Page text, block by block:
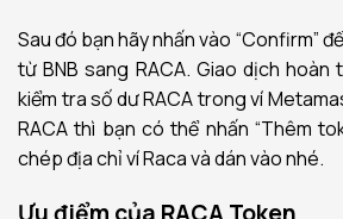
Sau đó bạn hãy nhấn vào “Confirm”
từ BNB sang RACA. Giao dịch
kiểm tra số dư RACA trong ví
RACA thì bạn có thể nhấn “Thêm
chép địa chỉ ví Raca và dán vào nhé.